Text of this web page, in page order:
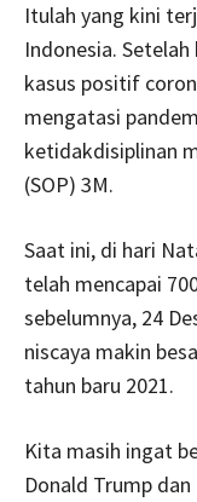
Itulah yang kini
Indonesia.
kasus positif
mengatasi
ketidakdisiplinan
(SOP) 3M.
Saat ini, di hari
telah mencapai
sebelumnya, 24
niscaya makin
tahun baru 2021.
Kita masih ingat
Donald Trump